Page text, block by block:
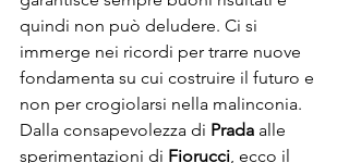
quindi non può deludere. Ci si
immerge nei ricordi per trarre nuove
fondamenta su cui costruire il futuro e
non per crogiolarsi nella malinconia.
Dalla consapevolezza di Prada alle
sperimentazioni di Fiorucci, ecco il